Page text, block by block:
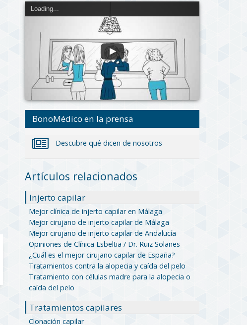
Loading...
BonoMédico en la prensa
Descubre qué dicen de nosotros
Artículos relacionados
Injerto capilar
Mejor clínica de injerto capilar en Málaga
Mejor cirujano de injerto capilar de Málaga
Mejor cirujano de injerto capilar de Andalucía
Opiniones de Clínica Esbeltia / Dr. Ruiz Solanes
¿Cuál es el mejor cirujano capilar de España?
Tratamientos contra la alopecia y caída del pelo
Tratamiento con células madre para la alopecia o
caída del pelo
Tratamientos capilares
Clonación capilar